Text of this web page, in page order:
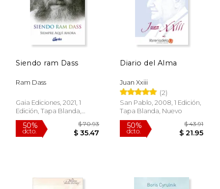
dcto. dcto.
Siendo ram Dass
Ram Dass
Gaia Ediciones, 2021, 1
Edición, Tapa Blanda,
Nuevo
Diario del Alma
Juan Xxiii
(2)
San Pablo, 2008, 1 Edición,
Tapa Blanda, Nuevo